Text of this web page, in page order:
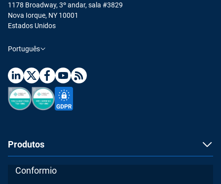
1178 Broadway, 3º andar, sala #3829
Nova Iorque, NY 10001
Estados Unidos
Português
Produtos
Conformio